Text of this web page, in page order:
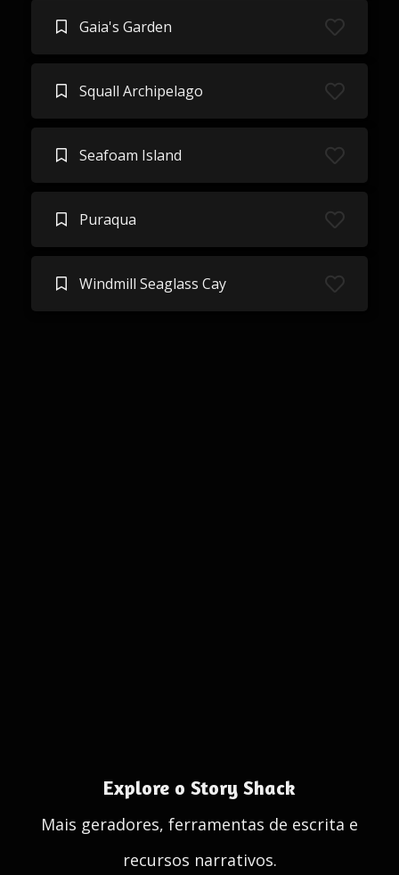
Gaia's Garden
Squall Archipelago
Seafoam Island
Puraqua
Windmill Seaglass Cay
Explore o Story Shack
Mais geradores, ferramentas de escrita e
recursos narrativos.